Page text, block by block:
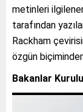
metinleri
tarafından
Rackham
özgün
Bakanlar